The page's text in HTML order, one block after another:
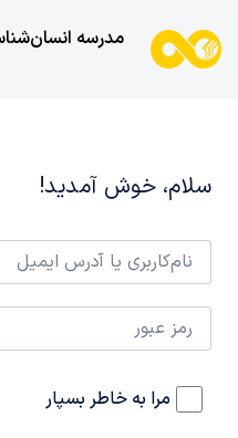
مدرسه
سلام، خوش آمدید!
مرا به خاطر بسپار